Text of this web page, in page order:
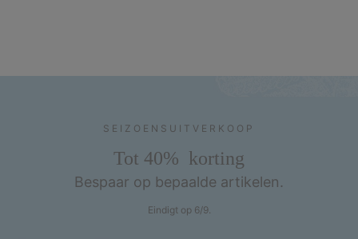
SEIZOENSUITVERKOOP
Tot 40% korting
Bespaar op bepaalde artikelen.
Eindigt op 6/9.